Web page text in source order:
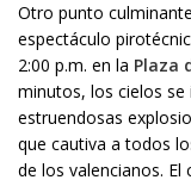
Otro punto
espectáculo
2:00 p.m. en la Plaza
minutos, los cielos se
estruendosas
que cautiva a todos
de los valencianos. El